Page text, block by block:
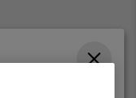
des Morgines, 12